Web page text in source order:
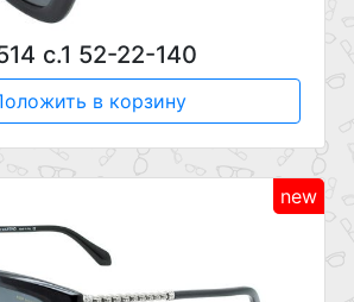
с.1 52-22-140
в корзину
new